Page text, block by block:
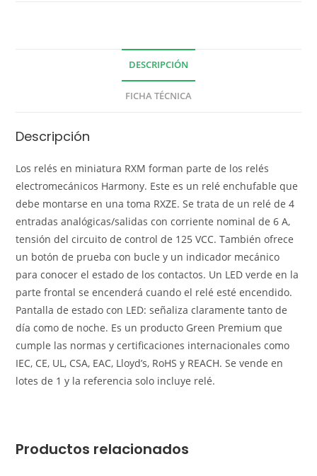
DESCRIPCIÓN
FICHA TÉCNICA
Descripción
Los relés en miniatura RXM forman parte de los relés
electromecánicos Harmony. Este es un relé enchufable que
debe montarse en una toma RXZE. Se trata de un relé de 4
entradas analógicas/salidas con corriente nominal de 6 A,
tensión del circuito de control de 125 VCC. También ofrece
un botón de prueba con bucle y un indicador mecánico
para conocer el estado de los contactos. Un LED verde en la
parte frontal se encenderá cuando el relé esté encendido.
Pantalla de estado con LED: señaliza claramente tanto de
día como de noche. Es un producto Green Premium que
cumple las normas y certificaciones internacionales como
IEC, CE, UL, CSA, EAC, Lloyd’s, RoHS y REACH. Se vende en
lotes de 1 y la referencia solo incluye relé.
Productos relacionados